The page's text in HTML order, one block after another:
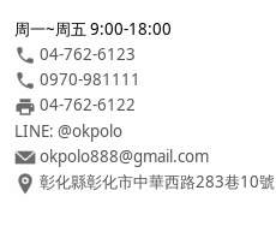
周一~周五 9:00-18:00
04-762-6123
0970-981111
04-762-6122
LINE: @okpolo
okpolo888@gmail.com
彰化縣彰化市中華西路283巷10號